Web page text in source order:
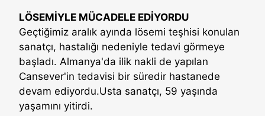
LÖSEMİYLE MÜCADELE EDİYORDU
Geçtiğimiz aralık ayında lösemi teşhisi konulan
sanatçı, hastalığı nedeniyle tedavi görmeye
başladı. Almanya'da ilik nakli de yapılan
Cansever'in tedavisi bir süredir hastanede
devam ediyordu.Usta sanatçı, 59 yaşında
yaşamını yitirdi.